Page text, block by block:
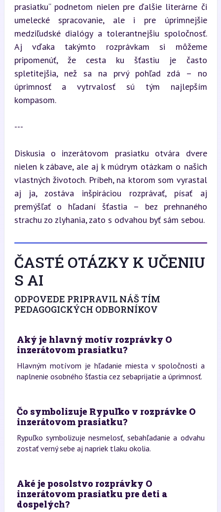
prasiatku“ podnetom nielen pre ďalšie literárne či
umelecké spracovanie, ale i pre úprimnejšie
medziľudské dialógy a tolerantnejšiu spoločnosť.
Aj vďaka takýmto rozprávkam si môžeme
pripomenúť, že cesta ku šťastiu je často
spletitejšia, než sa na prvý pohľad zdá – no
úprimnosť a vytrvalosť sú tým najlepším
kompasom.
---
Diskusia o inzerátovom prasiatku otvára dvere
nielen k zábave, ale aj k múdrym otázkam o našich
vlastných životoch. Príbeh, na ktorom som vyrastal
aj ja, zostáva inšpiráciou rozprávať, písať aj
premýšľať o hľadaní šťastia – bez prehnaného
strachu zo zlyhania, zato s odvahou byť sám sebou.
ČASTÉ OTÁZKY K UČENIU
S AI
ODPOVEDE PRIPRAVIL NÁŠ TÍM
PEDAGOGICKÝCH ODBORNÍKOV
Aký je hlavný motív rozprávky O
inzerátovom prasiatku?
Hlavným motívom je hľadanie miesta v spoločnosti a
naplnenie osobného šťastia cez sebaprijatie a úprimnosť.
Čo symbolizuje Rypuľko v rozprávke O
inzerátovom prasiatku?
Rypuľko symbolizuje nesmelosť, sebahľadanie a odvahu
zostať verný sebe aj napriek tlaku okolia.
Aké je posolstvo rozprávky O
inzerátovom prasiatku pre deti a
dospelých?